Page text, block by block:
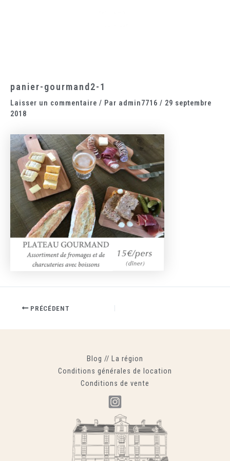
panier-gourmand2-1
Laisser un commentaire / Par admin7716 / 29 septembre
2018
PRÉCÉDENT
Blog // La région
Conditions générales de location
Conditions de vente